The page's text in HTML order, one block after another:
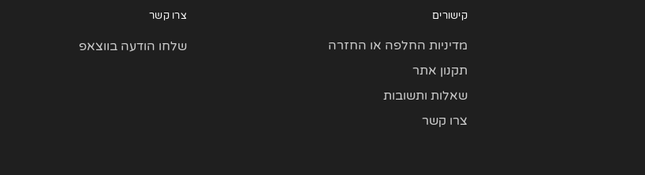
קישורים
מדיניות החלפה או החזרה
תקנון אתר
שאלות ותשובות
צרו קשר
צרו קשר
שלחו הודעה בווצאפ